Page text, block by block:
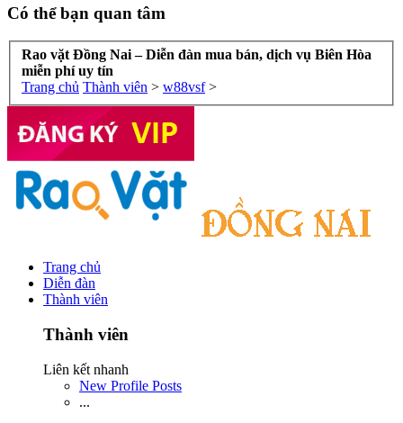
Có thể bạn quan tâm
Rao vặt Đồng Nai – Diễn đàn mua bán, dịch vụ Biên Hòa
miễn phí uy tín
Trang chủ Thành viên > w88vsf >
Trang chủ
Diễn đàn
Thành viên
Thành viên
Liên kết nhanh
New Profile Posts
...